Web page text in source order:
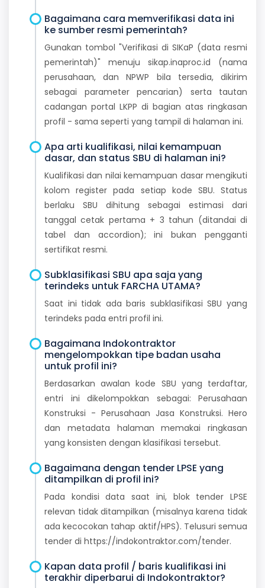
Bagaimana cara memverifikasi data ini
ke sumber resmi pemerintah?
Gunakan tombol "Verifikasi di SIKaP (data resmi
pemerintah)" menuju sikap.inaproc.id (nama
perusahaan, dan NPWP bila tersedia, dikirim
sebagai parameter pencarian) serta tautan
cadangan portal LKPP di bagian atas ringkasan
profil - sama seperti yang tampil di halaman ini.
Apa arti kualifikasi, nilai kemampuan
dasar, dan status SBU di halaman ini?
Kualifikasi dan nilai kemampuan dasar mengikuti
kolom register pada setiap kode SBU. Status
berlaku SBU dihitung sebagai estimasi dari
tanggal cetak pertama + 3 tahun (ditandai di
tabel dan accordion); ini bukan pengganti
sertifikat resmi.
Subklasifikasi SBU apa saja yang
terindeks untuk FARCHA UTAMA?
Saat ini tidak ada baris subklasifikasi SBU yang
terindeks pada entri profil ini.
Bagaimana Indokontraktor
mengelompokkan tipe badan usaha
untuk profil ini?
Berdasarkan awalan kode SBU yang terdaftar,
entri ini dikelompokkan sebagai: Perusahaan
Konstruksi - Perusahaan Jasa Konstruksi. Hero
dan metadata halaman memakai ringkasan
yang konsisten dengan klasifikasi tersebut.
Bagaimana dengan tender LPSE yang
ditampilkan di profil ini?
Pada kondisi data saat ini, blok tender LPSE
relevan tidak ditampilkan (misalnya karena tidak
ada kecocokan tahap aktif/HPS). Telusuri semua
tender di https://indokontraktor.com/tender.
Kapan data profil / baris kualifikasi ini
terakhir diperbarui di Indokontraktor?